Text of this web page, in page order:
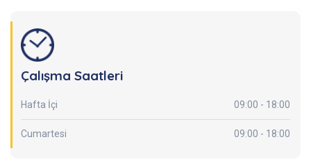
Çalışma Saatleri
Hafta İçi 09:00 - 18:00
Cumartesi 09:00 - 18:00